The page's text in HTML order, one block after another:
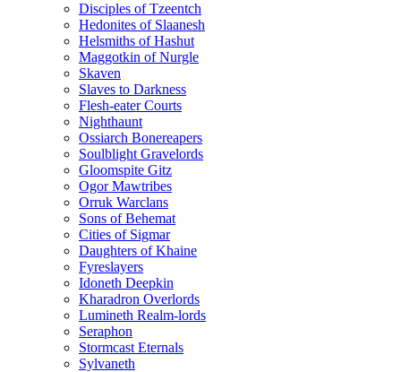
Disciples of Tzeentch
Hedonites of Slaanesh
Helsmiths of Hashut
Maggotkin of Nurgle
Skaven
Slaves to Darkness
Flesh-eater Courts
Nighthaunt
Ossiarch Bonereapers
Soulblight Gravelords
Gloomspite Gitz
Ogor Mawtribes
Orruk Warclans
Sons of Behemat
Cities of Sigmar
Daughters of Khaine
Fyreslayers
Idoneth Deepkin
Kharadron Overlords
Lumineth Realm-lords
Seraphon
Stormcast Eternals
Sylvaneth